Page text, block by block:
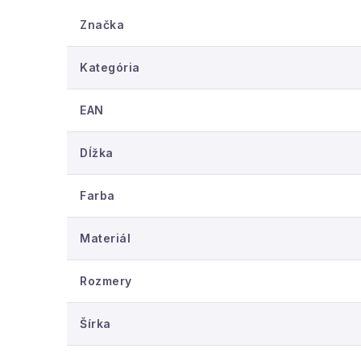
použiť aj na chránené, kryté vonkajšie
Značka
Kategória
EAN
Dĺžka
Farba
Materiál
Rozmery
Šírka